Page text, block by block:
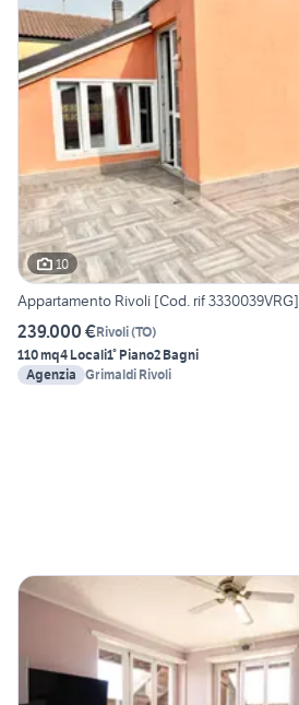
10
Appartamento Rivoli [Cod. rif 3330039VRG]
239.000 €Rivoli(TO)
110 mq4 Locali1° Piano2 Bagni
Agenzia Grimaldi Rivoli